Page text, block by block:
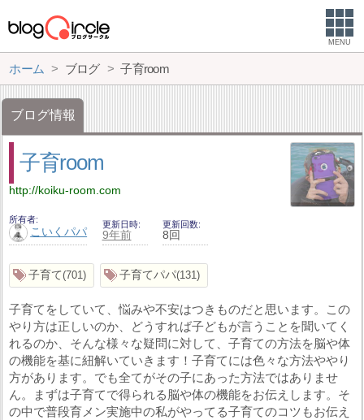
MENU
ホーム ブログ 子育room
ブログ情報
子育room
http://koiku-room.com
所有者
こいくパパ
更新日時
9年前
更新回数
8回
子育て 701 子育てパパ 131
子育てをしていて、悩みや不安はつきものだと思います。この
やり方は正しいのか、どうすれば子どもが言うことを聞いてく
れるのか、そんな様々な疑問に対して、子育ての方法を脳や体
の機能を基に紐解いていきます！子育てには色々な方法ややり
方があります。でも全てがその子にあった方法ではありませ
ん。まずは子育てで得られる脳や体の機能をお伝えします。そ
の中で普段育メン実施中の私がやってる子育てのコツもお伝え